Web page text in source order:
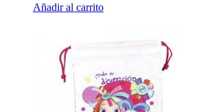
Añadir al carrito